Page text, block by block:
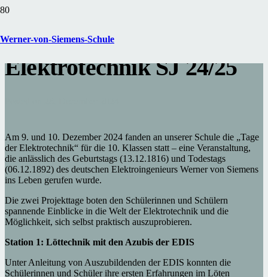
Werner-von-Siemens-Schule
32. Tage der
Elektrotechnik SJ 24/25
Am 9. und 10. Dezember 2024 fanden an unserer Schule die „Tage
der Elektrotechnik“ für die 10. Klassen statt – eine Veranstaltung,
die anlässlich des Geburtstags (13.12.1816) und Todestags
(06.12.1892) des deutschen Elektroingenieurs Werner von Siemens
ins Leben gerufen wurde.
Die zwei Projekttage boten den Schülerinnen und Schülern
spannende Einblicke in die Welt der Elektrotechnik und die
Möglichkeit, sich selbst praktisch auszuprobieren.
Station 1: Löttechnik mit den Azubis der EDIS
Unter Anleitung von Auszubildenden der EDIS konnten die
Schülerinnen und Schüler ihre ersten Erfahrungen im Löten